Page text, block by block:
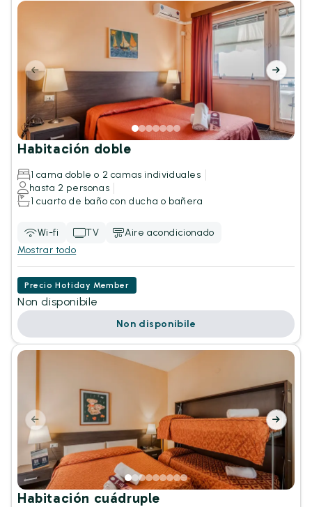
Habitación doble
1 cama doble o 2 camas individuales
hasta 2 personas
1 cuarto de baño con ducha o bañera
Wi-fi TV
Aire acondicionado
Mostrar todo
Precio Hotiday Member
Non disponibile
Non disponibile
Habitación cuádruple